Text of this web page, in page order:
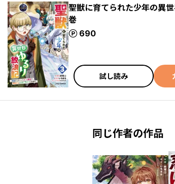
聖獣に育てられた少年の異
巻
690
ポイント
試し読み
同じ作者の作品